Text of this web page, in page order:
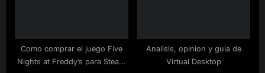
Como comprar el juego Five
Nights at Freddy’s para Steam
Analisis, opinion y guia de
Virtual Desktop